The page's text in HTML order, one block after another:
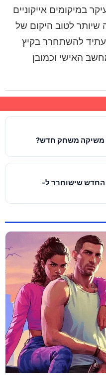
במיקומים אייקוניים
לטוב היקום של
להשתחרר בקיץ
המחשב האישי וכמובן
החדש שישוחרר ל-